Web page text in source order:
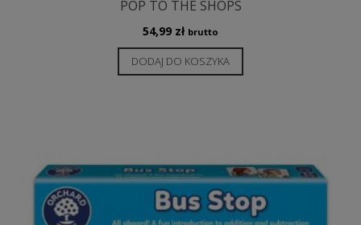
POP TO THE SHOPS
54,99 zł brutto
DODAJ DO KOSZYKA